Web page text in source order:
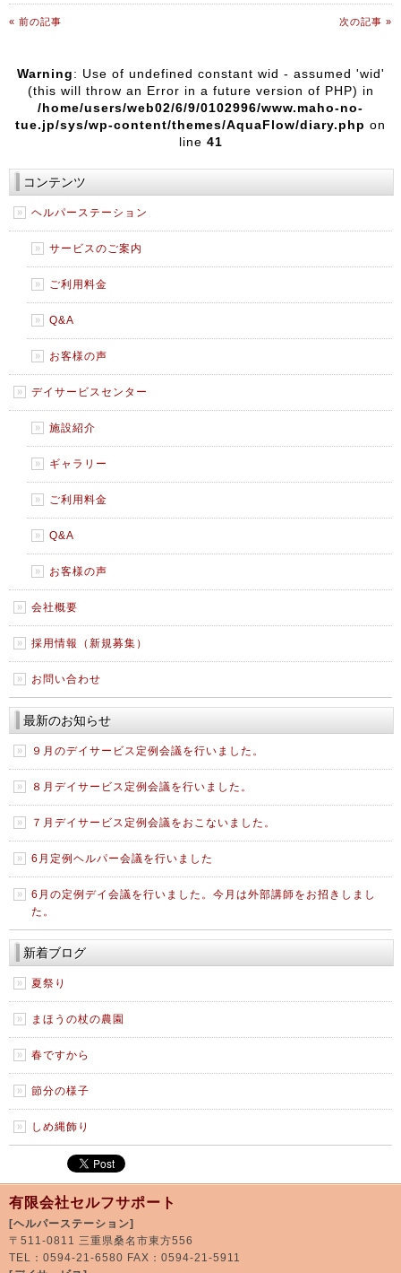
« 前の記事 次の記事 »
Warning: Use of undefined constant wid - assumed 'wid'
(this will throw an Error in a future version of PHP) in
/home/users/web02/6/9/0102996/www.maho-no-
tue.jp/sys/wp-content/themes/AquaFlow/diary.php on
line 41
コンテンツ
ヘルパーステーション
サービスのご案内
ご利用料金
Q&A
お客様の声
デイサービスセンター
施設紹介
ギャラリー
ご利用料金
Q&A
お客様の声
会社概要
採用情報（新規募集）
お問い合わせ
最新のお知らせ
９月のデイサービス定例会議を行いました。
８月デイサービス定例会議を行いました。
７月デイサービス定例会議をおこないました。
6月定例ヘルパー会議を行いました
6月の定例デイ会議を行いました。今月は外部講師をお招きしまし
た。
新着ブログ
夏祭り
まほうの杖の農園
春ですから
節分の様子
しめ縄飾り
有限会社セルフサポート
[ヘルパーステーション]
〒511-0811 三重県桑名市東方556
TEL：0594-21-6580 FAX：0594-21-5911